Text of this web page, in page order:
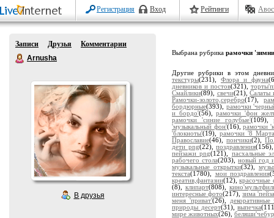
Регистрация Вход Рейтинги
Записи Друзья
Комментарии
Arnusha
В друзья
Выбрана рубрика рамочки
Другие рубрики в этом
текстуры(231), Флора и фауна
дневников и постов(321),
Смайлики(89), свечи(21),Салаты
Рамочки-золото,серебро(17),
бордюрные(393), рамочки
и бордо'(56),рамочки 'фон
рамочки 'синие голубые'(109),
'музыкальный фон'(16),рамочки
'блокноты'(19),рамочки '8
Православие(46),пончики(2),
дети png(22),поздравления
пейзажи png(121), пасхальные
рабочего стола(203),новый год
музыкальные открытки(32),
текста(1780), мои поздравления
креатив,фантазии(12),красочные
(8), клипарт(808),
интересные фото(217),зима
меня 'приват'(26),
декоративные
природы десерт(31),выпечка
мире животных(26),